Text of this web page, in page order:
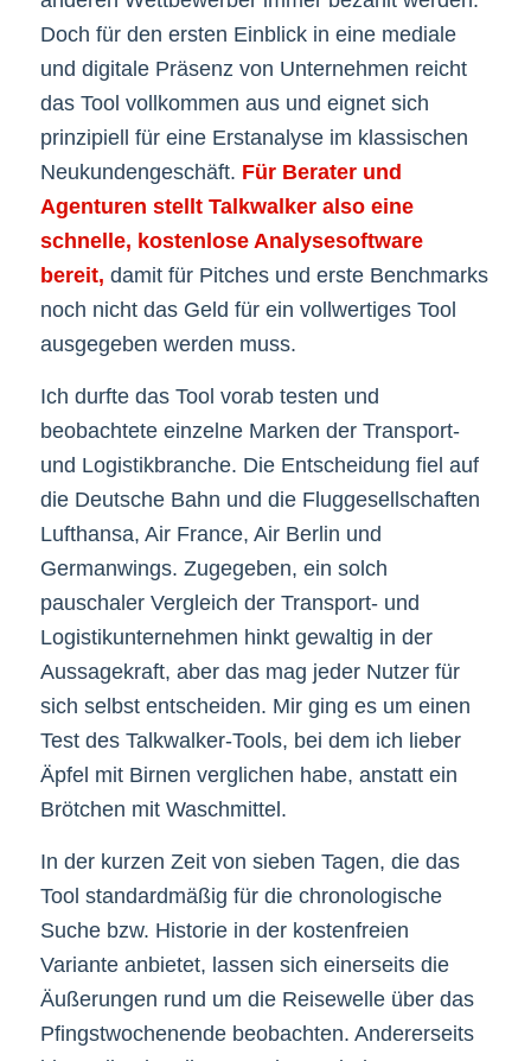
Doch für den ersten Einblick in eine mediale
und digitale Präsenz von Unternehmen reicht
das Tool vollkommen aus und eignet sich
prinzipiell für eine Erstanalyse im klassischen
Neukundengeschäft. Für Berater und
Agenturen stellt Talkwalker also eine
schnelle, kostenlose Analysesoftware
bereit, damit für Pitches und erste Benchmarks
noch nicht das Geld für ein vollwertiges Tool
ausgegeben werden muss.
Ich durfte das Tool vorab testen und
beobachtete einzelne Marken der Transport-
und Logistikbranche. Die Entscheidung fiel auf
die Deutsche Bahn und die Fluggesellschaften
Lufthansa, Air France, Air Berlin und
Germanwings. Zugegeben, ein solch
pauschaler Vergleich der Transport- und
Logistikunternehmen hinkt gewaltig in der
Aussagekraft, aber das mag jeder Nutzer für
sich selbst entscheiden. Mir ging es um einen
Test des Talkwalker-Tools, bei dem ich lieber
Äpfel mit Birnen verglichen habe, anstatt ein
Brötchen mit Waschmittel.
In der kurzen Zeit von sieben Tagen, die das
Tool standardmäßig für die chronologische
Suche bzw. Historie in der kostenfreien
Variante anbietet, lassen sich einerseits die
Äußerungen rund um die Reisewelle über das
Pfingstwochenende beobachten. Andererseits